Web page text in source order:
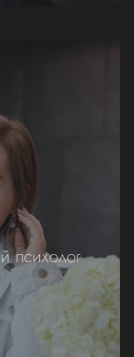
психолог